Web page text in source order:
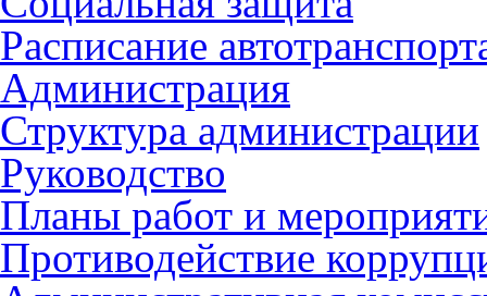
Расписание
Администрация
Структура администрации
Руководство
Планы работ и
Противодействие